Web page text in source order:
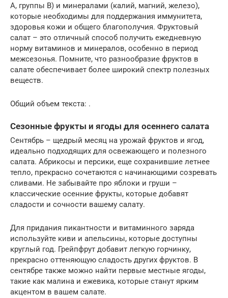
A, группы B) и минералами (калий, магний, железо),
которые необходимы для поддержания иммунитета,
здоровья кожи и общего благополучия. Фруктовый
салат – это отличный способ получить ежедневную
норму витаминов и минералов, особенно в период
межсезонья. Помните, что разнообразие фруктов в
салате обеспечивает более широкий спектр полезных
веществ.
Общий объем текста: .
Сезонные фрукты и ягоды для осеннего салата
Сентябрь – щедрый месяц на урожай фруктов и ягод,
идеально подходящих для освежающего и полезного
салата. Абрикосы и персики, еще сохранившие летнее
тепло, прекрасно сочетаются с начинающими созревать
сливами. Не забывайте про яблоки и груши –
классические осенние фрукты, которые добавят
сладости и сочности вашему салату.
Для придания пикантности и витаминного заряда
используйте киви и апельсины, которые доступны
круглый год. Грейпфрут добавит легкую горчинку,
прекрасно оттеняющую сладость других фруктов. В
сентябре также можно найти первые местные ягоды,
такие как малина и ежевика, которые станут ярким
акцентом в вашем салате.